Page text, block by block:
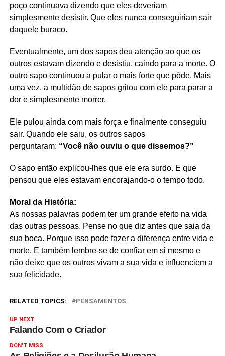
poço continuava dizendo que eles deveriam
simplesmente desistir. Que eles nunca conseguiriam sair
daquele buraco.
Eventualmente, um dos sapos deu atenção ao que os
outros estavam dizendo e desistiu, caindo para a morte. O
outro sapo continuou a pular o mais forte que pôde. Mais
uma vez, a multidão de sapos gritou com ele para parar a
dor e simplesmente morrer.
Ele pulou ainda com mais força e finalmente conseguiu
sair. Quando ele saiu, os outros sapos
perguntaram: “Você não ouviu o que dissemos?”
O sapo então explicou-lhes que ele era surdo. E que
pensou que eles estavam encorajando-o o tempo todo.
Moral da História:
As nossas palavras podem ter um grande efeito na vida
das outras pessoas. Pense no que diz antes que saia da
sua boca. Porque isso pode fazer a diferença entre vida e
morte. E também lembre-se de confiar em si mesmo e
não deixe que os outros vivam a sua vida e influenciem a
sua felicidade.
RELATED TOPICS: PENSAMENTOS
UP NEXT
Falando Com o Criador
DON'T MISS